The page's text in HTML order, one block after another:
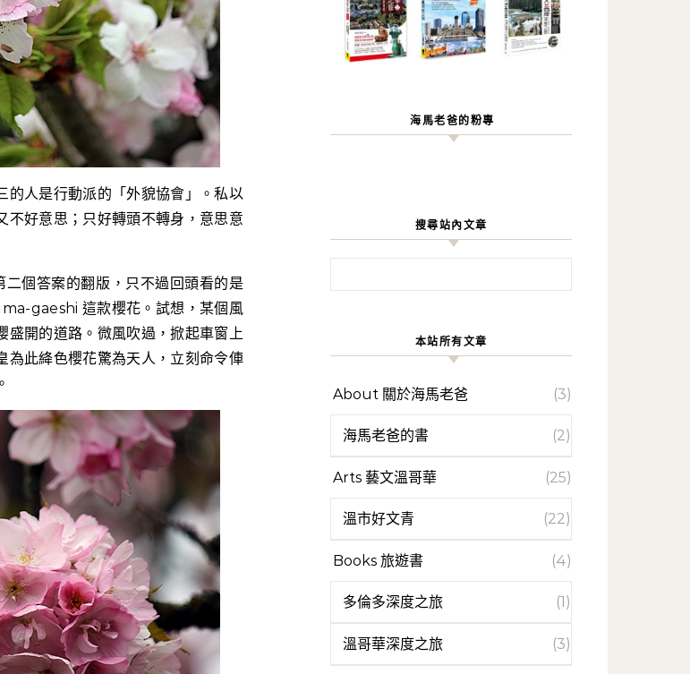
的人是行動派的「外貌協會」。私以
不好意思；只好轉頭不轉身，意思意
個答案的翻版，只不過回頭看的是
gaeshi 這款櫻花。試想，某個風
盛開的道路。微風吹過，掀起車窗上
為此絳色櫻花驚為天人，立刻命令俥
海馬老爸的粉專
搜尋站內文章
本站所有文章
About 關於海馬老爸 (3)
海馬老爸的書 (2)
Arts 藝文溫哥華 (25)
溫市好文青 (22)
Books 旅遊書 (4)
多倫多深度之旅 (1)
溫哥華深度之旅 (3)